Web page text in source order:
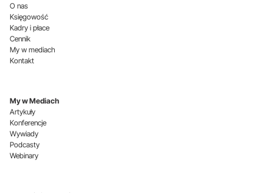
O nas
Księgowość
Kadry i płace
Cennik
My w mediach
Kontakt
My w Mediach
Artykuły
Konferencje
Wywiady
Podcasty
Webinary